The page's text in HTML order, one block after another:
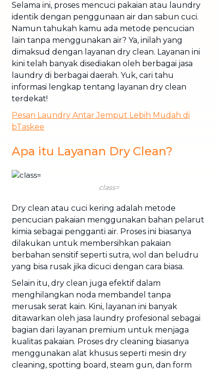
Selama ini, proses mencuci pakaian atau laundry
identik dengan penggunaan air dan sabun cuci.
Namun tahukah kamu ada metode pencucian
lain tanpa menggunakan air? Ya, inilah yang
dimaksud dengan layanan dry clean. Layanan ini
kini telah banyak disediakan oleh berbagai jasa
laundry di berbagai daerah. Yuk, cari tahu
informasi lengkap tentang layanan dry clean
terdekat!
Pesan Laundry Antar Jemput Lebih Mudah di
bTaskee
Apa itu Layanan Dry Clean?
class=
Dry clean atau cuci kering adalah metode
pencucian pakaian menggunakan bahan pelarut
kimia sebagai pengganti air. Proses ini biasanya
dilakukan untuk membersihkan pakaian
berbahan sensitif seperti sutra, wol dan beludru
yang bisa rusak jika dicuci dengan cara biasa.
Selain itu, dry clean juga efektif dalam
menghilangkan noda membandel tanpa
merusak serat kain. Kini, layanan ini banyak
ditawarkan oleh jasa laundry profesional sebagai
bagian dari layanan premium untuk menjaga
kualitas pakaian. Proses dry cleaning biasanya
menggunakan alat khusus seperti mesin dry
cleaning, spotting board, steam gun, dan form